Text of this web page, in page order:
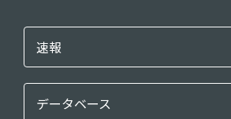
速報
データベース